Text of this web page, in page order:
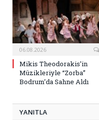
06.08.2026
Mikis Theodorakis’in
Müzikleriyle “Zorba”
Bodrum’da Sahne Aldı
YANITLA